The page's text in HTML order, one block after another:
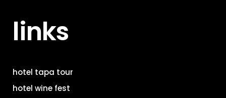
links
hotel tapa tour
hotel wine fest